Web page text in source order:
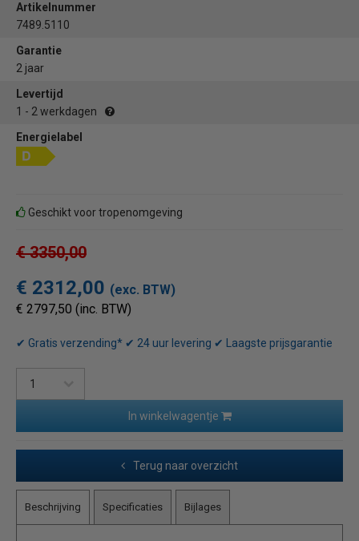
Artikelnummer
7489.5110
Garantie
2 jaar
Levertijd
1 - 2 werkdagen
Energielabel
Geschikt voor tropenomgeving
€ 3350,00
€ 2312,00 (exc. BTW)
€ 2797,50 (inc. BTW)
✔ Gratis verzending* ✔ 24 uur levering ✔ Laagste prijsgarantie
In winkelwagentje
Terug naar overzicht
Beschrijving Specificaties Bijlages